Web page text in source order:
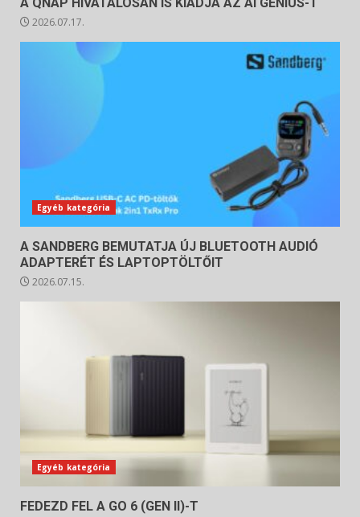
A QNAP HIVATALOSAN IS KIADJA AZ AI GENIUS-T
2026.07.17.
Egyéb kategória
A SANDBERG BEMUTATJA ÚJ BLUETOOTH AUDIÓ
ADAPTERÉT ÉS LAPTOPTÖLTŐIT
2026.07.15.
Egyéb kategória
FEDEZD FEL A GO 6 (GEN II)-T